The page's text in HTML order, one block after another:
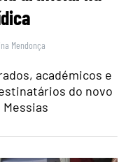
Mendonça
académicos e
do novo